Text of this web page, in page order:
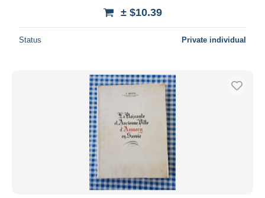
± $10.39
Status Private individual